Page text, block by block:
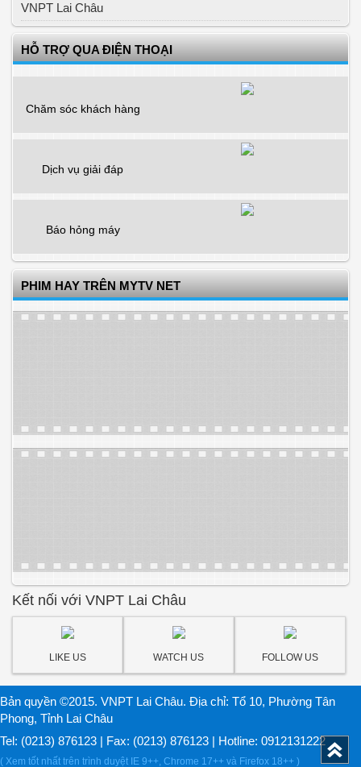
VNPT Lai Châu
HỖ TRỢ QUA ĐIỆN THOẠI
Chăm sóc khách hàng
Dịch vụ giải đáp
Báo hỏng máy
PHIM HAY TRÊN MYTV NET
Kết nối với VNPT Lai Châu
LIKE US WATCH US FOLLOW US
Bản quyền ©2015. VNPT Lai Châu. Địa chỉ: Tổ 10, Phường Tân
Phong, Tỉnh Lai Châu
Tel: (0213) 876123 | Fax: (0213) 876123 | Hotline: 0912131222
( Xem tốt nhất trên trình duyệt IE 9++, Chrome 17++ và Firefox 18++ )